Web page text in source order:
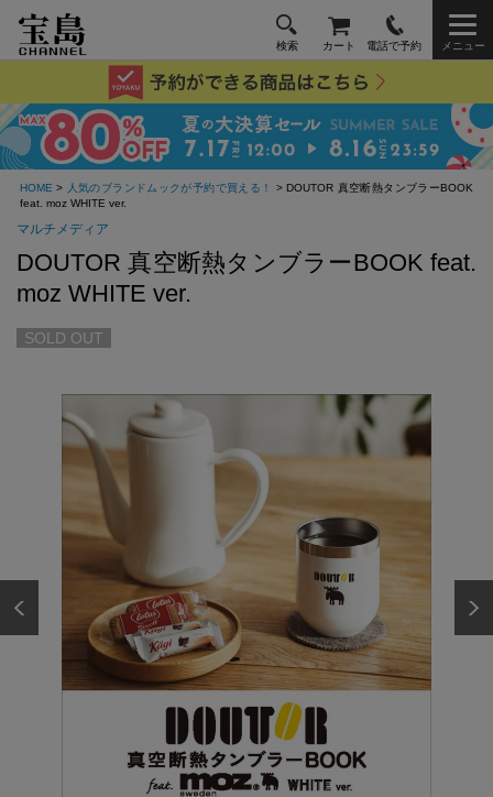
検索 カート 電話で予約 メニュー
HOME > 人気のブランドムックが予約で買える！
> DOUTOR 真空断熱タンブラーBOOK
feat. moz WHITE ver.
マルチメディア
DOUTOR 真空断熱タンブラーBOOK feat.
moz WHITE ver.
SOLD OUT